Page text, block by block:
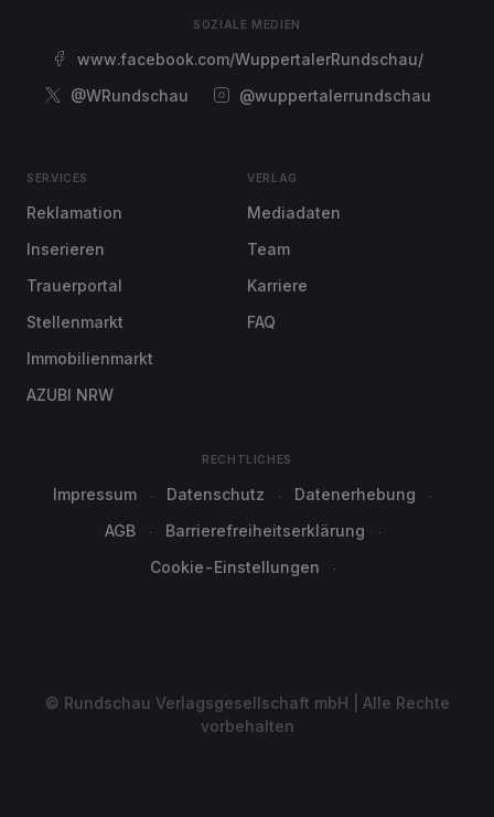
SOZIALE MEDIEN
www.facebook.com/WuppertalerRundschau/
@WRundschau
@wuppertalerrundschau
SERVICES
Reklamation
Inserieren
Trauerportal
Stellenmarkt
Immobilienmarkt
AZUBI NRW
VERLAG
Mediadaten
Team
Karriere
FAQ
RECHTLICHES
Impressum Datenschutz
Datenerhebung
AGB
Barrierefreiheitserklärung
Cookie-Einstellungen
© Rundschau Verlagsgesellschaft mbH | Alle Rechte
vorbehalten